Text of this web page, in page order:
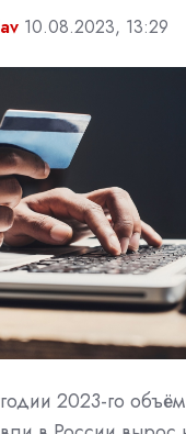
10.08.2023, 13:29
2023-го